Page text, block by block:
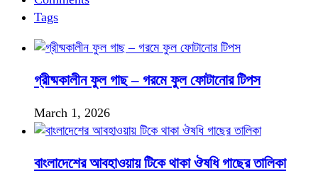
Tags
গ্রীষ্মকালীন ফুল গাছ – গরমে ফুল ফোটানোর টিপস
March 1, 2026
বাংলাদেশের আবহাওয়ায় টিকে থাকা ঔষধি গাছের তালিকা